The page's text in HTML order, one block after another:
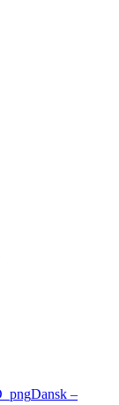
Dansk –